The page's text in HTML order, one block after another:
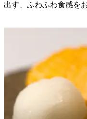
出す、ふわふわ食感を